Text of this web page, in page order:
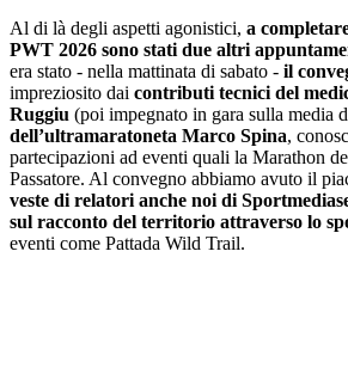
Al di là degli aspetti agonistici, a
PWT 2026 sono stati due altri
era stato - nella mattinata di sabato - il
impreziosito dai contributi tecnici del
Ruggiu (poi impegnato in gara sulla media
dell’ultramaratoneta Marco Spina,
partecipazioni ad eventi quali la Marathon
Passatore. Al convegno abbiamo avuto il
veste di relatori anche noi di
sul racconto del territorio attraverso lo
eventi come Pattada Wild Trail.